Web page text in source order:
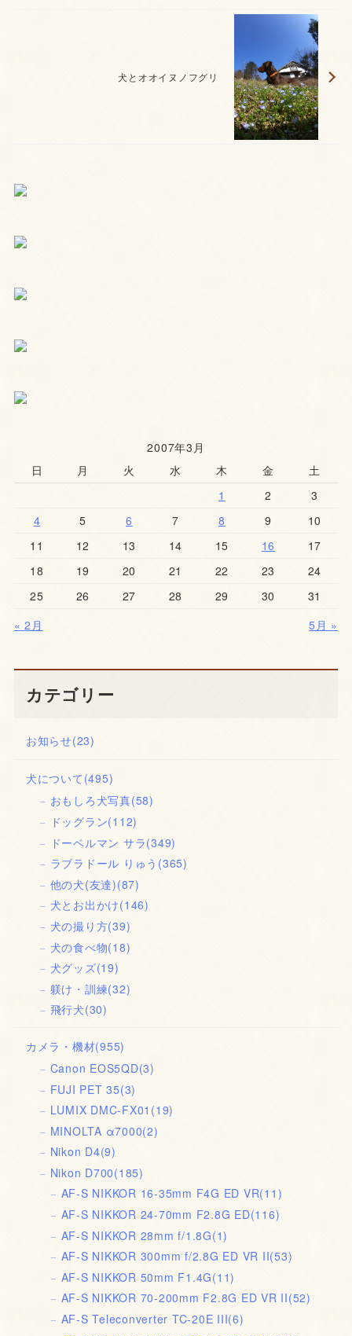
犬とオオイヌノフグリ
2007年3月
日
月 火 水 木 金
土
1
2
3
4
5 6 7 8 9
10
11
12 13 14 15 16
17
18
19 20 21 22 23
24
25
26 27 28 29 30
31
« 2月
5月 »
カテゴリー
お知らせ(23)
犬について (495)
おもしろ犬写真(58)
ドッグラン(112)
ドーベルマン サラ(349)
ラブラドール りゅう (365)
他の犬(友達)(87)
犬とお出かけ(146)
犬の撮り方(39)
犬の食べ物(18)
犬グッズ(19)
躾け・訓練(32)
飛行犬(30)
カメラ・機材(955)
Canon EOS5QD(3)
FUJI PET 35(3)
LUMIX DMC-FX01 (19)
MINOLTA α7000(2)
Nikon D4(9)
Nikon D700(185)
AF-S NIKKOR 16-35mm F4G ED VR(11)
AF-S NIKKOR 24-70mm F2.8G ED(116)
AF-S NIKKOR 28mm f/1.8G(1)
AF-S NIKKOR 300mm f/2.8G ED VR II(53)
AF-S NIKKOR 50mm F1.4G(11)
AF-S NIKKOR 70-200mm F2.8G ED VR II(52)
AF-S Teleconverter TC-20E III(6)